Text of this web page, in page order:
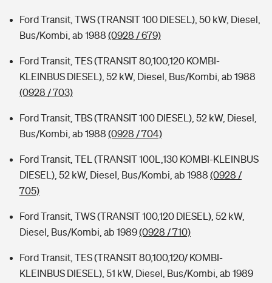
Ford Transit, TWS (TRANSIT 100 DIESEL), 50 kW, Diesel,
Bus/Kombi, ab 1988 (0928 / 679)
Ford Transit, TES (TRANSIT 80,100,120 KOMBI-
KLEINBUS DIESEL), 52 kW, Diesel, Bus/Kombi, ab 1988
(0928 / 703)
Ford Transit, TBS (TRANSIT 100 DIESEL), 52 kW, Diesel,
Bus/Kombi, ab 1988 (0928 / 704)
Ford Transit, TEL (TRANSIT 100L,130 KOMBI-KLEINBUS
DIESEL), 52 kW, Diesel, Bus/Kombi, ab 1988 (0928 /
705)
Ford Transit, TWS (TRANSIT 100,120 DIESEL), 52 kW,
Diesel, Bus/Kombi, ab 1989(0928 / 710)
Ford Transit, TES (TRANSIT 80,100,120/ KOMBI-
KLEINBUS DIESEL), 51 kW, Diesel, Bus/Kombi, ab 1989